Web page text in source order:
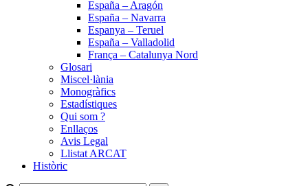
España – Aragón
España – Navarra
Espanya – Teruel
España – Valladolid
França – Catalunya Nord
Glosari
Miscel·lània
Monogràfics
Estadístiques
Qui som ?
Enllaços
Avis Legal
Llistat ARCAT
Històric